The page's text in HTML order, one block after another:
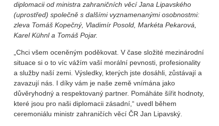
diplomacii od ministra zahraničních věcí Jana Lipavského
(uprostřed) společně s dalšími vyznamenanými osobnostmi:
zleva Tomáš Kopečný, Vladimír Posold, Markéta Pekarová,
Karel Kühnl a Tomáš Pojar.
„Chci všem oceněným poděkovat. V čase složité mezinárodní
situace si o to víc vážím vaší morální pevnosti, profesionality
a služby naší zemi. Výsledky, kterých jste dosáhli, zůstávají a
zavazují nás. I díky vám je naše země vnímána jako
důvěryhodný a respektovaný partner. Pomáháte šířit hodnoty,
které jsou pro naši diplomacii zásadní,“ uvedl během
ceremoniálu ministr zahraničích věcí ČR Jan Lipavský.